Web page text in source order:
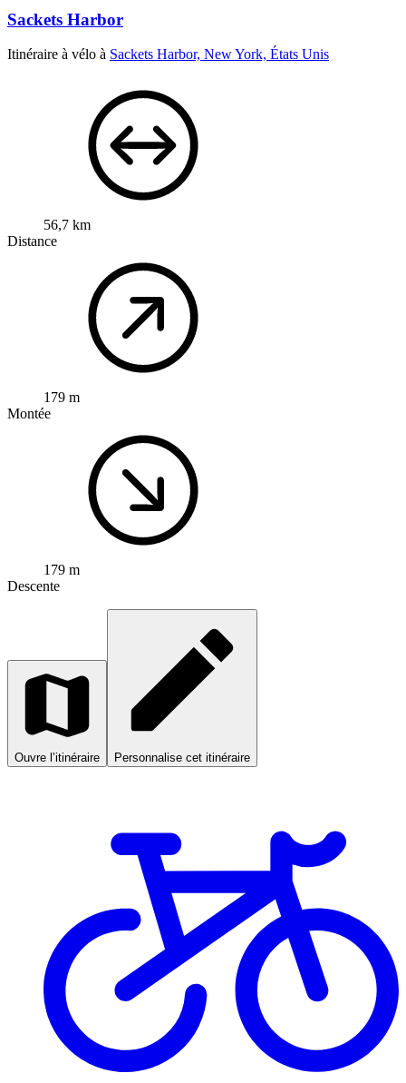
Sackets Harbor
Itinéraire à vélo à Sackets Harbor, New York, États Unis
56,7 km
Distance
179 m
Montée
179 m
Descente
Ouvre l’itinéraire Personnalise cet itinéraire